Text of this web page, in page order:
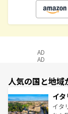
AD
AD
人気の国と地域
イ
イタ